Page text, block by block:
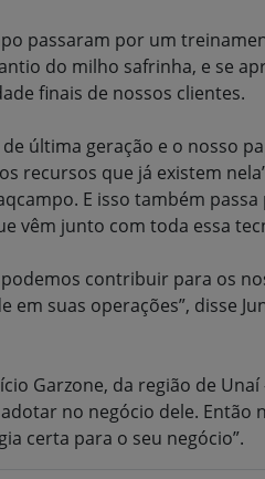
passaram por um
do milho safrinha, e se
finais de nossos clientes.
última geração e o nosso
recursos que já existem
E isso também
vêm junto com toda essa
contribuir para os
suas operações”, disse
Garzone, da região de
no negócio dele.
certa para o seu negócio”.